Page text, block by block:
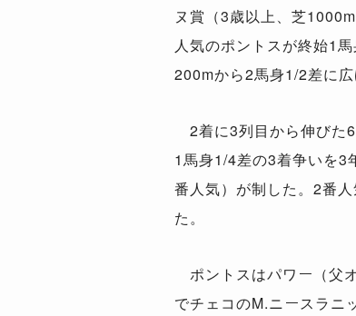
ヌ賞（3歳以上、芝
人気のポントスが終始1
200mから2馬身1/2差に広
2着に3列目から伸びた
1馬身1/4差の3着争いを3
番人気）が制した。2番
た。
ポントスはパワー（父
でチェコのM.ニースラニ